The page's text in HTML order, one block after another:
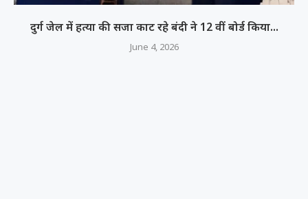
दुर्ग जेल में हत्या की सजा काट रहे बंदी ने 12 वीं बोर्ड किया...
June 4, 2026